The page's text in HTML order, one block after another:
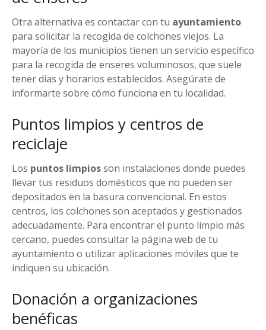
Otra alternativa es contactar con tu ayuntamiento
para solicitar la recogida de colchones viejos. La
mayoría de los municipios tienen un servicio específico
para la recogida de enseres voluminosos, que suele
tener días y horarios establecidos. Asegúrate de
informarte sobre cómo funciona en tu localidad.
Puntos limpios y centros de
reciclaje
Los puntos limpiosson instalaciones donde puedes
llevar tus residuos domésticos que no pueden ser
depositados en la basura convencional. En estos
centros, los colchones son aceptados y gestionados
adecuadamente. Para encontrar el punto limpio más
cercano, puedes consultar la página web de tu
ayuntamiento o utilizar aplicaciones móviles que te
indiquen su ubicación.
Donación a organizaciones
benéficas